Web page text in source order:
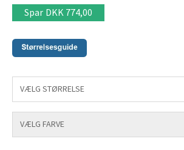
Spar DKK 774,00